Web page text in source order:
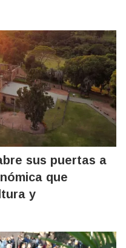
sus puertas a
que
y